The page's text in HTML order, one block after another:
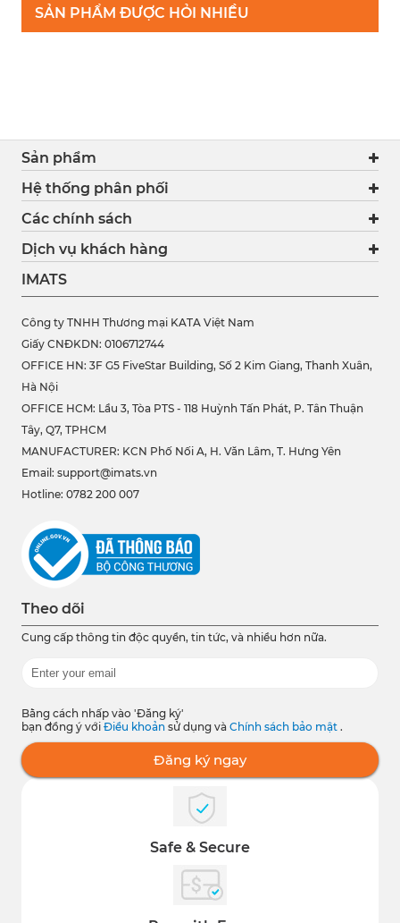
SẢN PHẨM ĐƯỢC HỎI NHIỀU
Sản phẩm
Hệ thống phân phối
Các chính sách
Dịch vụ khách hàng
IMATS
Công ty TNHH Thương mại KATA Việt Nam
Giấy CNĐKDN: 0106712744
OFFICE HN: 3F G5 FiveStar Building, Số 2 Kim Giang, Thanh Xuân,
Hà Nội
OFFICE HCM: Lầu 3, Tòa PTS - 118 Huỳnh Tấn Phát, P. Tân Thuận
Tây, Q7, TPHCM
MANUFACTURER: KCN Phố Nối A, H. Văn Lâm, T. Hưng Yên
Email: support@imats.vn
Hotline: 0782 200 007
Theo dõi
Cung cấp thông tin độc quyền, tin tức, và nhiều hơn nữa.
Bằng cách nhấp vào 'Đăng ký'
bạn đồng ý với Điều khoản sử dụng và Chính sách bảo mật .
Đăng ký ngay
Safe & Secure